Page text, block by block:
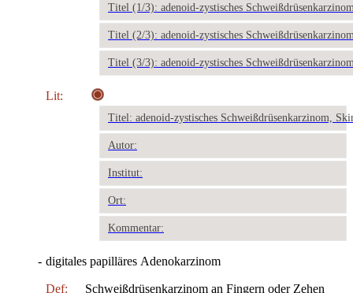
Titel (1/3): adenoid-zystisches
Titel (2/3): adenoid-zystisches
Titel (3/3): adenoid-zystisches
Lit:
Titel: adenoid-zystisches Schweißdrüsenkarzinom,
Autor:
Institut:
Ort:
Kommentar:
- digitales papilläres Adenokarzinom
Def: Schweißdrüsenkarzinom an Fingern oder Zehen